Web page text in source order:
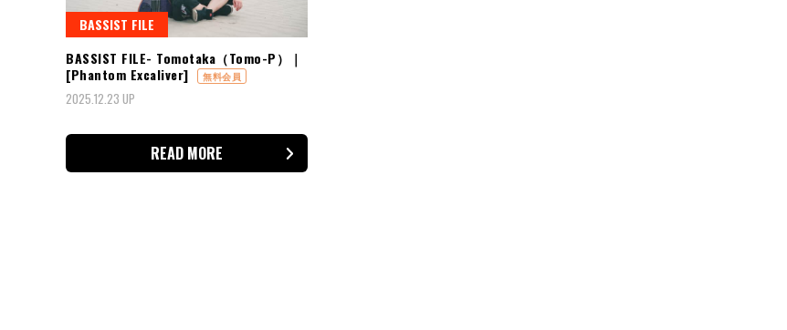
BASSIST FILE
BASSIST FILE- Tomotaka（Tomo-P）｜
[Phantom Excaliver]
無料会員
2025.12.23 UP
READ MORE